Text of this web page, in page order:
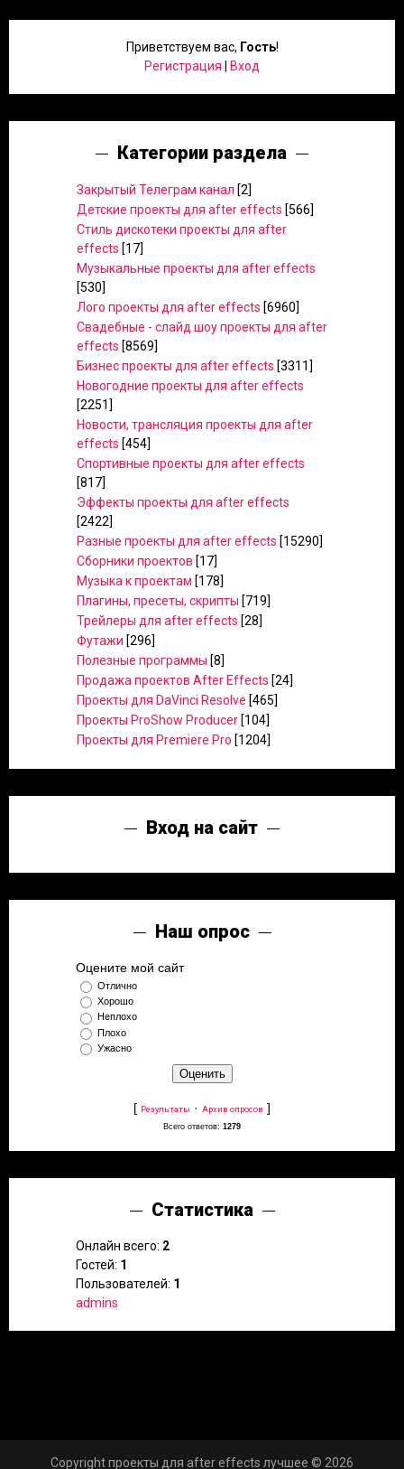
Приветствуем вас, Гость!
Регистрация
Вход
Категории раздела
Закрытый Телеграм канал [2]
Детские проекты для after effects [566]
Стиль дискотеки проекты для after
effects [17]
Музыкальные проекты для after effects
[530]
Лого проекты для after effects [6960]
Свадебные - слайд шоу проекты для after
effects [8569]
Бизнес проекты для after effects [3311]
Новогодние проекты для after effects
[2251]
Новости, трансляция проекты для after
effects [454]
Спортивные проекты для after effects
[817]
Эффекты проекты для after effects
[2422]
Разные проекты для after effects [15290]
Сборники проектов [17]
Музыка к проектам [178]
Плагины, пресеты, скрипты [719]
Трейлеры для after effects [28]
Футажи [296]
Полезные программы [8]
Продажа проектов After Effects [24]
Проекты для DaVinci Resolve [465]
Проекты ProShow Producer [104]
Проекты для Premiere Pro [1204]
Вход на сайт
Наш опрос
Оцените мой сайт
Отлично
Хорошо
Неплохо
Плохо
Ужасно
[ Результаты · Архив опросов ]
Всего ответов: 1279
Статистика
Онлайн всего: 2
Гостей: 1
Пользователей: 1
admins
Copyright проекты для after effects лучшее © 2026